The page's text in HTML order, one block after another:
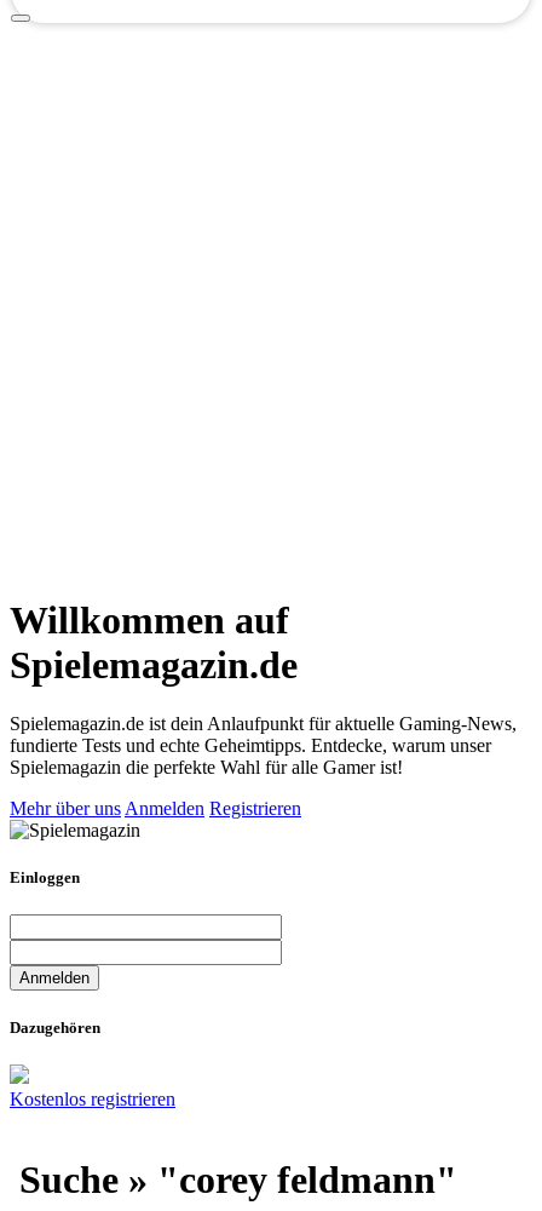
Willkommen auf
Spielemagazin.de
Spielemagazin.de ist dein Anlaufpunkt für aktuelle Gaming-News,
fundierte Tests und echte Geheimtipps. Entdecke, warum unser
Spielemagazin die perfekte Wahl für alle Gamer ist!
Mehr über uns Anmelden Registrieren
Einloggen
Dazugehören
Kostenlos registrieren
Suche » "corey feldmann"